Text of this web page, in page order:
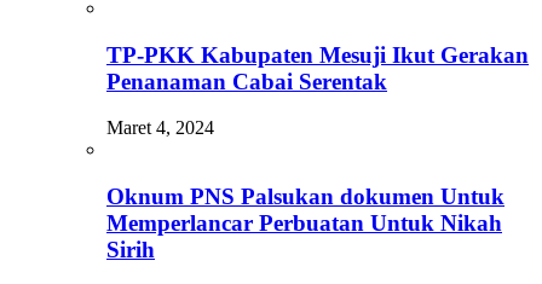
TP-PKK Kabupaten Mesuji Ikut Gerakan
Penanaman Cabai Serentak
Maret 4, 2024
Oknum PNS Palsukan dokumen Untuk
Memperlancar Perbuatan Untuk Nikah
Sirih